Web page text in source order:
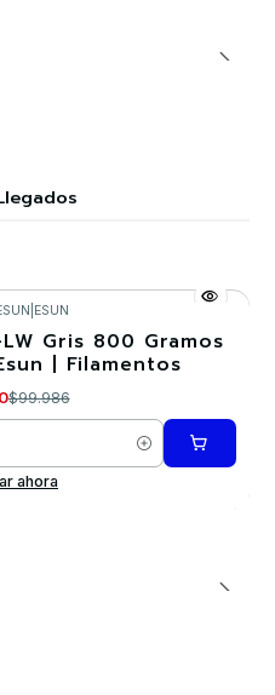
ESUN
Gris 800 Gramos
| Filamentos
$99.986
ahora